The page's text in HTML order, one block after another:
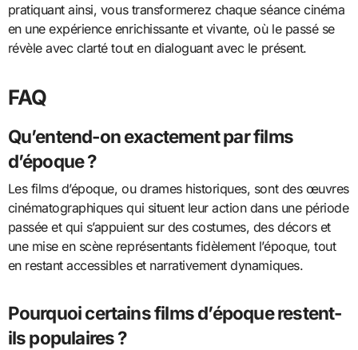
pratiquant ainsi, vous transformerez chaque séance cinéma
en une expérience enrichissante et vivante, où le passé se
révèle avec clarté tout en dialoguant avec le présent.
FAQ
Qu’entend-on exactement par films
d’époque ?
Les films d’époque, ou drames historiques, sont des œuvres
cinématographiques qui situent leur action dans une période
passée et qui s’appuient sur des costumes, des décors et
une mise en scène représentants fidèlement l’époque, tout
en restant accessibles et narrativement dynamiques.
Pourquoi certains films d’époque restent-
ils populaires ?